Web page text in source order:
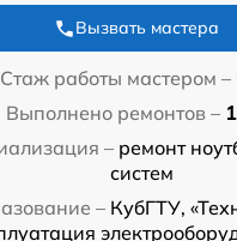
Вызвать мастера
Стаж работы мастером –
Выполнено ремонтов –
– ремонт
систем
– КубГТУ,